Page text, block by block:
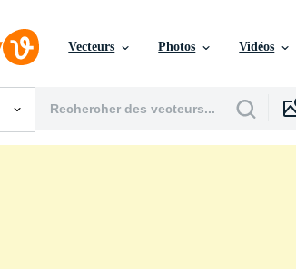
Vecteurs Photos Vidéos